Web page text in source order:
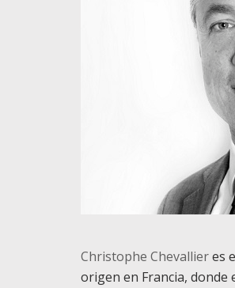
Christophe Chevallieres
origen en Francia, donde